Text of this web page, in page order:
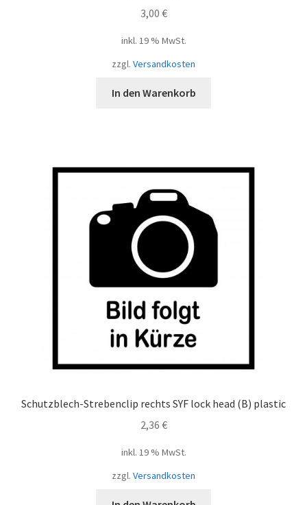
3,00 €
inkl. 19 % MwSt.
zzgl. Versandkosten
In den Warenkorb
Schutzblech-Strebenclip rechts SYF lock head (B) plastic
2,36 €
inkl. 19 % MwSt.
zzgl. Versandkosten